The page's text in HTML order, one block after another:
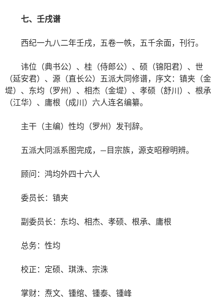
七、壬戌谱
西纪一九八二年壬戌，五卷一帙，五千余面，刊行。
讳位（典书公）、桂（侍郎公）、硕（锦阳君）、世
（延安君）、源（直长公）五派大同修谱，序文：镇夹（金
堤）、东均（罗州）、相杰（金堤）、孝硕（舒川）、根承
（江华）、庸根（成川）六人连名编纂。
主干（主编）性均（罗州）发刊辞。
五派大同派系图完成，—目宗族，源支昭穆明辨。
顾问：鸿均外四十六人
委员长：镇夹
副委员长：东均、相杰、孝硕、根承、庸根
总务：性均
校正：定硕、琪洙、宗洙
掌财：焘文、锺绾、锺泰、锺峰